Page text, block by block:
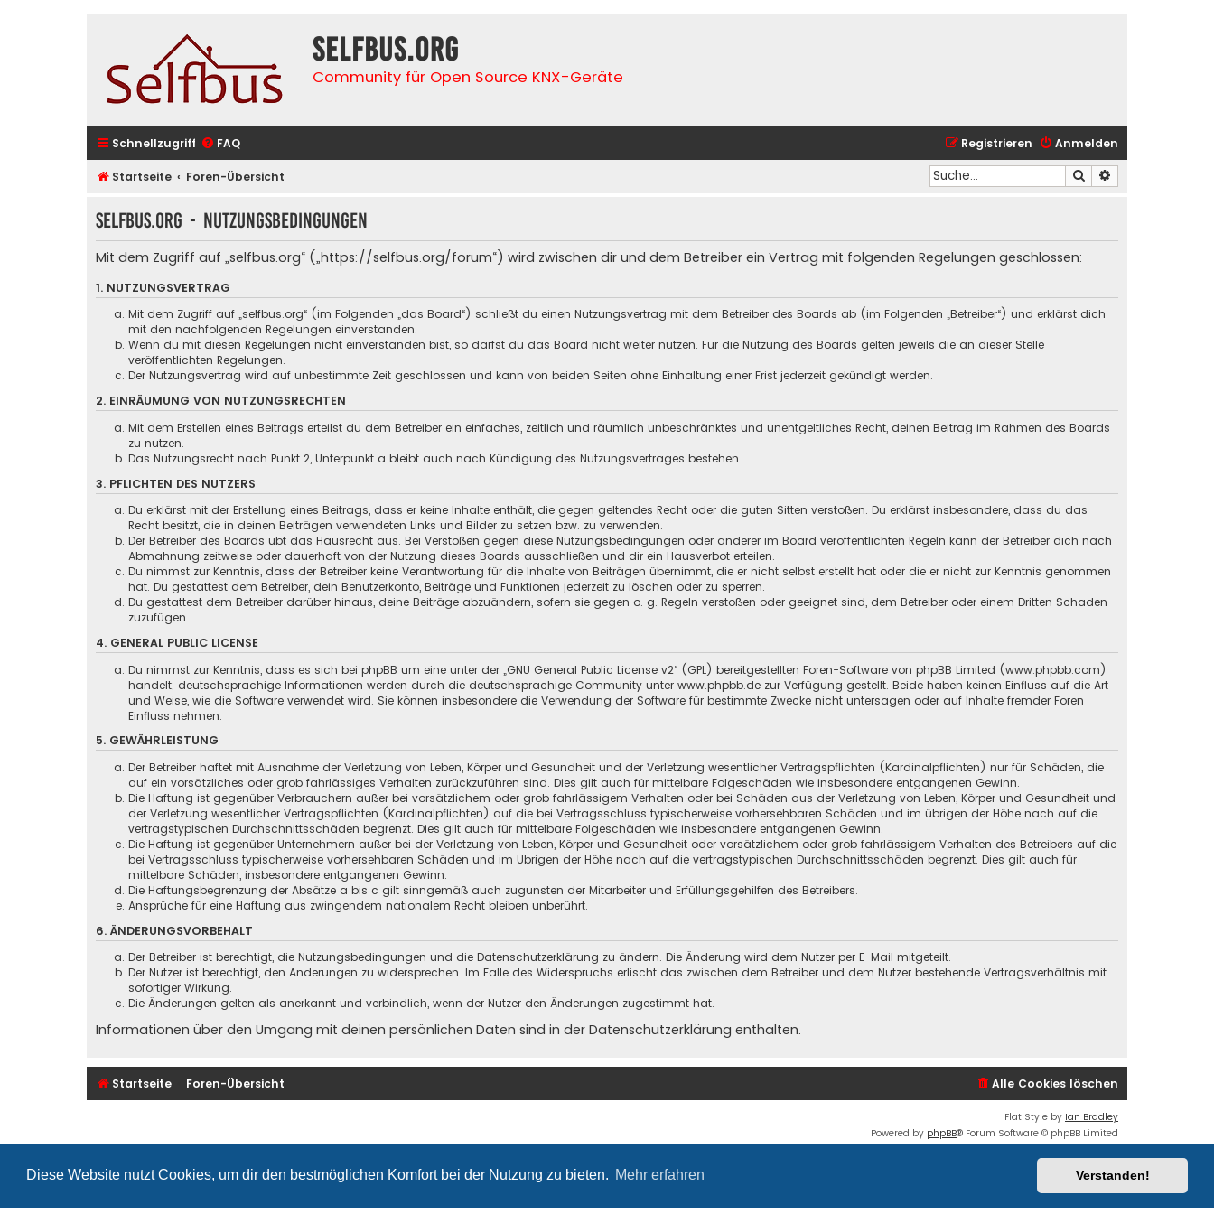
Diese Website nutzt Cookies, um dir den bestmöglichen Komfort bei der Nutzung zu bieten. Mehr erfahren Verstanden!
selfbus.org
Community für Open Source KNX-Geräte
Schnellzugriff FAQ Anmelden
Registrieren
Startseite Foren-Übersicht Suche
selfbus.org - Nutzungsbedingungen
Mit dem Zugriff auf „selfbus.org“ („https://selfbus.org/forum“) wird zwischen dir und dem Betreiber ein Vertrag mit folgenden Regelungen geschlossen:
1. NUTZUNGSVERTRAG
Mit dem Zugriff auf „selfbus.org“ (im Folgenden „das Board“) schließt du einen Nutzungsvertrag mit dem Betreiber des Boards ab (im Folgenden „Betreiber“) und erklärst dich
mit den nachfolgenden Regelungen einverstanden.
Wenn du mit diesen Regelungen nicht einverstanden bist, so darfst du das Board nicht weiter nutzen. Für die Nutzung des Boards gelten jeweils die an dieser Stelle
veröffentlichten Regelungen.
Der Nutzungsvertrag wird auf unbestimmte Zeit geschlossen und kann von beiden Seiten ohne Einhaltung einer Frist jederzeit gekündigt werden.
2. EINRÄUMUNG VON NUTZUNGSRECHTEN
Mit dem Erstellen eines Beitrags erteilst du dem Betreiber ein einfaches, zeitlich und räumlich unbeschränktes und unentgeltliches Recht, deinen Beitrag im Rahmen des Boards
zu nutzen.
Das Nutzungsrecht nach Punkt 2, Unterpunkt a bleibt auch nach Kündigung des Nutzungsvertrages bestehen.
3. PFLICHTEN DES NUTZERS
Du erklärst mit der Erstellung eines Beitrags, dass er keine Inhalte enthält, die gegen geltendes Recht oder die guten Sitten verstoßen. Du erklärst insbesondere, dass du das
Recht besitzt, die in deinen Beiträgen verwendeten Links und Bilder zu setzen bzw. zu verwenden.
Der Betreiber des Boards übt das Hausrecht aus. Bei Verstößen gegen diese Nutzungsbedingungen oder anderer im Board veröffentlichten Regeln kann der Betreiber dich nach
Abmahnung zeitweise oder dauerhaft von der Nutzung dieses Boards ausschließen und dir ein Hausverbot erteilen.
Du nimmst zur Kenntnis, dass der Betreiber keine Verantwortung für die Inhalte von Beiträgen übernimmt, die er nicht selbst erstellt hat oder die er nicht zur Kenntnis genommen
hat. Du gestattest dem Betreiber, dein Benutzerkonto, Beiträge und Funktionen jederzeit zu löschen oder zu sperren.
Du gestattest dem Betreiber darüber hinaus, deine Beiträge abzuändern, sofern sie gegen o. g. Regeln verstoßen oder geeignet sind, dem Betreiber oder einem Dritten Schaden
zuzufügen.
4. GENERAL PUBLIC LICENSE
Du nimmst zur Kenntnis, dass es sich bei phpBB um eine unter der „GNU General Public License v2“ (GPL) bereitgestellten Foren-Software von phpBB Limited (www.phpbb.com)
handelt; deutschsprachige Informationen werden durch die deutschsprachige Community unter www.phpbb.de zur Verfügung gestellt. Beide haben keinen Einfluss auf die Art
und Weise, wie die Software verwendet wird. Sie können insbesondere die Verwendung der Software für bestimmte Zwecke nicht untersagen oder auf Inhalte fremder Foren
Einfluss nehmen.
5. GEWÄHRLEISTUNG
Der Betreiber haftet mit Ausnahme der Verletzung von Leben, Körper und Gesundheit und der Verletzung wesentlicher Vertragspflichten (Kardinalpflichten) nur für Schäden, die
auf ein vorsätzliches oder grob fahrlässiges Verhalten zurückzuführen sind. Dies gilt auch für mittelbare Folgeschäden wie insbesondere entgangenen Gewinn.
Die Haftung ist gegenüber Verbrauchern außer bei vorsätzlichem oder grob fahrlässigem Verhalten oder bei Schäden aus der Verletzung von Leben, Körper und Gesundheit und
der Verletzung wesentlicher Vertragspflichten (Kardinalpflichten) auf die bei Vertragsschluss typischerweise vorhersehbaren Schäden und im übrigen der Höhe nach auf die
vertragstypischen Durchschnittsschäden begrenzt. Dies gilt auch für mittelbare Folgeschäden wie insbesondere entgangenen Gewinn.
Die Haftung ist gegenüber Unternehmern außer bei der Verletzung von Leben, Körper und Gesundheit oder vorsätzlichem oder grob fahrlässigem Verhalten des Betreibers auf die
bei Vertragsschluss typischerweise vorhersehbaren Schäden und im Übrigen der Höhe nach auf die vertragstypischen Durchschnittsschäden begrenzt. Dies gilt auch für
mittelbare Schäden, insbesondere entgangenen Gewinn.
Die Haftungsbegrenzung der Absätze a bis c gilt sinngemäß auch zugunsten der Mitarbeiter und Erfüllungsgehilfen des Betreibers.
Ansprüche für eine Haftung aus zwingendem nationalem Recht bleiben unberührt.
6. ÄNDERUNGSVORBEHALT
Der Betreiber ist berechtigt, die Nutzungsbedingungen und die Datenschutzerklärung zu ändern. Die Änderung wird dem Nutzer per E-Mail mitgeteilt.
Der Nutzer ist berechtigt, den Änderungen zu widersprechen. Im Falle des Widerspruchs erlischt das zwischen dem Betreiber und dem Nutzer bestehende Vertragsverhältnis mit
sofortiger Wirkung.
Die Änderungen gelten als anerkannt und verbindlich, wenn der Nutzer den Änderungen zugestimmt hat.
Informationen über den Umgang mit deinen persönlichen Daten sind in der Datenschutzerklärung enthalten.
Startseite Foren-Übersicht Alle Cookies löschen
Flat Style by Ian Bradley
Powered by phpBB® Forum Software © phpBB Limited
Nutzungsbedingungen